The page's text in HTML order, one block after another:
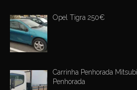
Opel Tigra 250€
Carrinha Penhorada
Penhorada